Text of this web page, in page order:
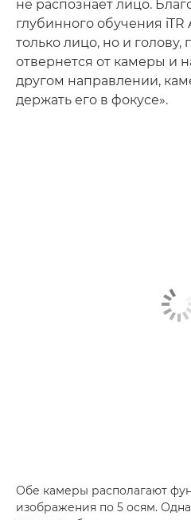
не распознает лицо.
глубинного обучения iTR
только лицо, но и голову,
отвернется от камеры и
другом направлении,
держать его в фокусе».
Обе камеры располагают
изображения по 5 осям.